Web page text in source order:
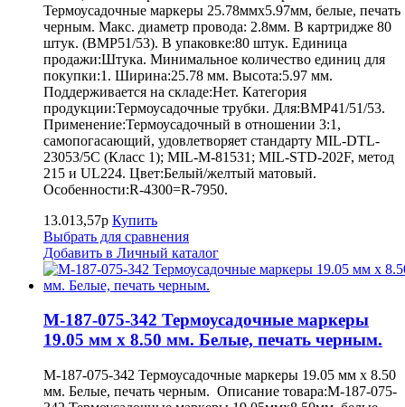
Термоусадочные маркеры 25.78ммх5.97мм, белые, печать
черным. Макс. диаметр провода: 2.8мм. В картридже 80
штук. (BMP51/53). В упаковке:80 штук. Единица
продажи:Штука. Минимальное количество единиц для
покупки:1. Ширина:25.78 мм. Высота:5.97 мм.
Поддерживается на складе:Нет. Категория
продукции:Термоусадочные трубки. Для:BMP41/51/53.
Применение:Термоусадочный в отношении 3:1,
самопогасающий, удовлетворяет стандарту MIL-DTL-
23053/5C (Класс 1); MIL-M-81531; MIL-STD-202F, метод
215 и UL224. Цвет:Белый/желтый матовый.
Особенности:R-4300=R-7950.
13.013,57р Купить
Выбрать для сравнения
Добавить в Личный каталог
M-187-075-342 Термоусадочные маркеры
19.05 мм х 8.50 мм. Белые, печать черным.
M-187-075-342 Термоусадочные маркеры 19.05 мм х 8.50
мм. Белые, печать черным. Описание товара:M-187-075-